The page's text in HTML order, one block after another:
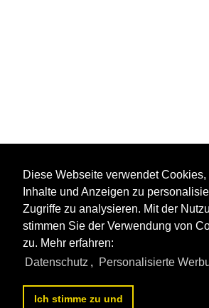
Diese Webseite verwendet Cookies,
Inhalte und Anzeigen zu
Zugriffe zu analysieren. Mit der
stimmen Sie der Verwendung von
zu. Mehr erfahren:
Datenschutz , Personalisierte
Ich stimme zu und